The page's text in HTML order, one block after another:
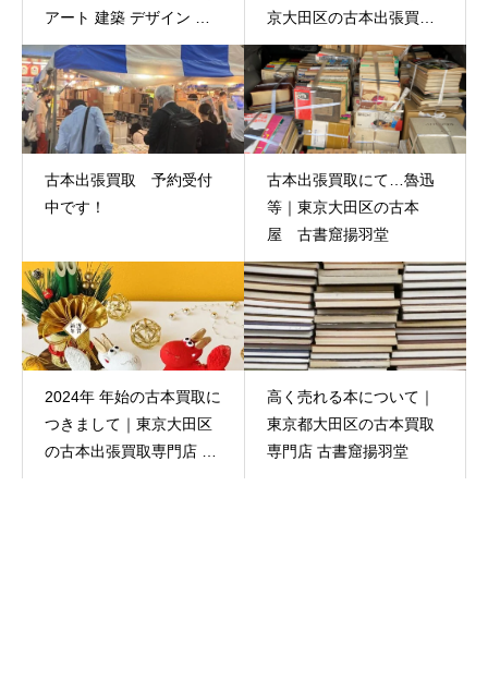
アート 建築 デザイン 関
連の書籍 買い取り大歓
迎！
京大田区の古本出張買取
専門店 古書窟揚羽堂
古本出張買取 予約受付
中です！
古本出張買取にて…魯迅
等｜東京大田区の古本
屋 古書窟揚羽堂
2024年 年始の古本買取に
つきまして｜東京大田区
の古本出張買取専門店 古
高く売れる本について｜
東京都大田区の古本買取
専門店 古書窟揚羽堂